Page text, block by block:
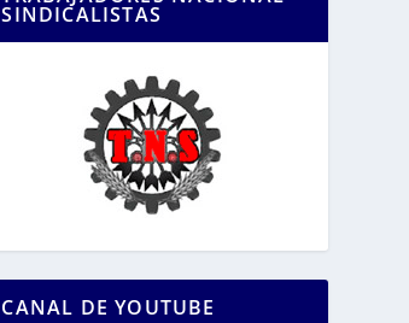
SINDICALISTAS
CANAL DE YOUTUBE